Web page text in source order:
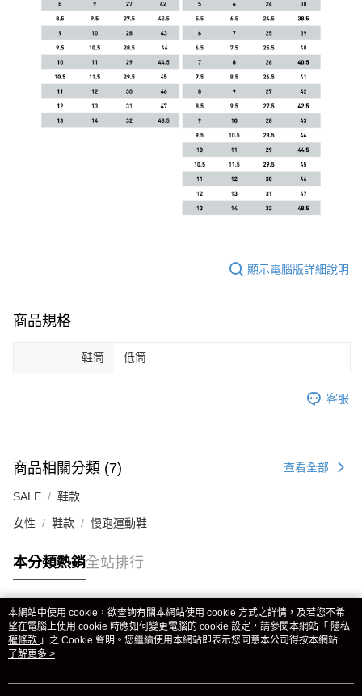
顯示電腦版詳細說明
商品規格
鞋筒 低筒
客服
商品相關分類 (7) 查看全部
SALE 鞋款
女性 鞋款 慢跑運動鞋
本分類熱銷全站排行
熱門標籤
本網站中使用 cookie，欲查詢有關本網站使用 cookie 方式之詳情，及若您不希
望在電腦上使用 cookie 時應如何變更電腦的 cookie 設定，請參閱本網站「 隱私
權條款 」之 Cookie 聲明。您繼續使用本網站即表示您同意本公司得按本網站使
用條款之 Cookie 聲明使用 cookie。
了解更多 >